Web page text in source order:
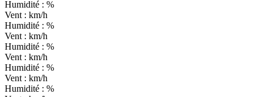
Humidité : %
Vent : km/h
Humidité : %
Vent : km/h
Humidité : %
Vent : km/h
Humidité : %
Vent : km/h
Humidité : %